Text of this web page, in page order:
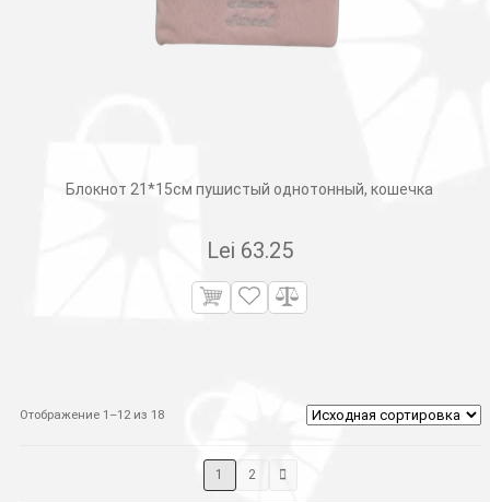
Блокнот 21*15см пушистый однотонный, кошечка
Lei 63.25
Отображение 1–12 из 18
1 2